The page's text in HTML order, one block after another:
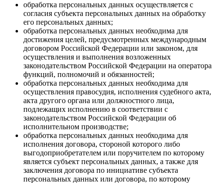
обработка персональных данных осуществляется с
согласия субъекта персональных данных на обработку
его персональных данных;
обработка персональных данных необходима для
достижения целей, предусмотренных международным
договором Российской Федерации или законом, для
осуществления и выполнения возложенных
законодательством Российской Федерации на оператора
функций, полномочий и обязанностей;
обработка персональных данных необходима для
осуществления правосудия, исполнения судебного акта,
акта другого органа или должностного лица,
подлежащих исполнению в соответствии с
законодательством Российской Федерации об
исполнительном производстве;
обработка персональных данных необходима для
исполнения договора, стороной которого либо
выгодоприобретателем или поручителем по которому
является субъект персональных данных, а также для
заключения договора по инициативе субъекта
персональных данных или договора, по которому